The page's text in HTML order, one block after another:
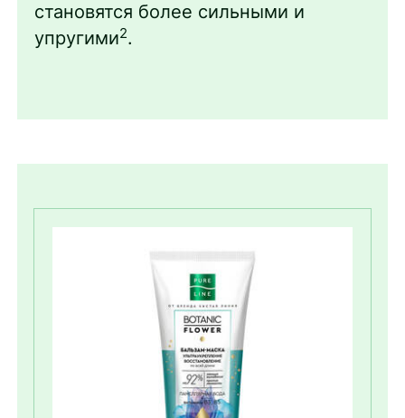
становятся более сильными и
упругими2.